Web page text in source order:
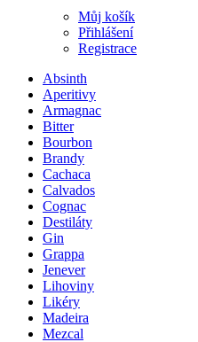
Můj košík
Přihlášení
Registrace
Absinth
Aperitivy
Armagnac
Bitter
Bourbon
Brandy
Cachaca
Calvados
Cognac
Destiláty
Gin
Grappa
Jenever
Lihoviny
Likéry
Madeira
Mezcal